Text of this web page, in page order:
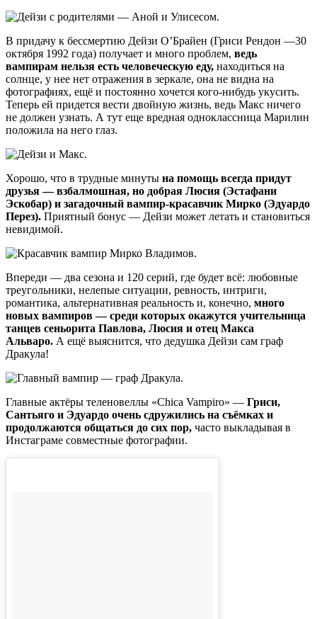
В придачу к бессмертию Дейзи О’Брайен (Гриси Рендон —30
октября 1992 года) получает и много проблем, ведь
вампирам нельзя есть человеческую еду, находиться на
солнце, у нее нет отражения в зеркале, она не видна на
фотографиях, ещё и постоянно хочется кого-нибудь укусить.
Теперь ей придется вести двойную жизнь, ведь Макс ничего
не должен узнать. А тут еще вредная одноклассница Марилин
положила на него глаз.
Хорошо, что в трудные минуты на помощь всегда придут
друзья — взбалмошная, но добрая Люсия (Эстафани
Эскобар) и загадочный вампир-красавчик Мирко (Эдуардо
Перез). Приятный бонус — Дейзи может летать и становиться
невидимой.
Впереди — два сезона и 120 серий, где будет всё: любовные
треугольники, нелепые ситуации, ревность, интриги,
романтика, альтернативная реальность и, конечно, много
новых вампиров — среди которых окажутся учительница
танцев сеньорита Павлова, Люсия и отец Макса
Альваро. А ещё выяснится, что дедушка Дейзи сам граф
Дракула!
Главные актёры теленовеллы «Chica Vampiro» — Гриси,
Сантьяго и Эдуардо очень сдружились на съёмках и
продолжаются общаться до сих пор, часто выкладывая в
Инстаграме совместные фотографии.